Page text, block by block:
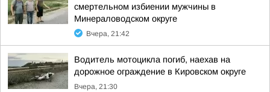
смертельном избиении мужчины в
Минераловодском округе
Вчера, 21:42
Водитель мотоцикла погиб, наехав на
дорожное ограждение в Кировском округе
Вчера, 21:30